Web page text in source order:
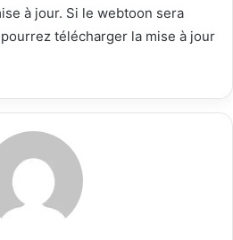
à jour. Si le webtoon sera
télécharger la mise à jour